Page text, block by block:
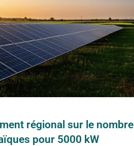
régional sur le nombre
pour 5000 kW